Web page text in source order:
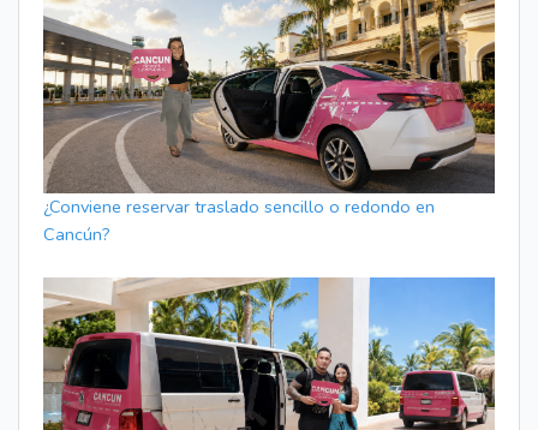
¿Conviene reservar traslado sencillo o redondo en
Cancún?